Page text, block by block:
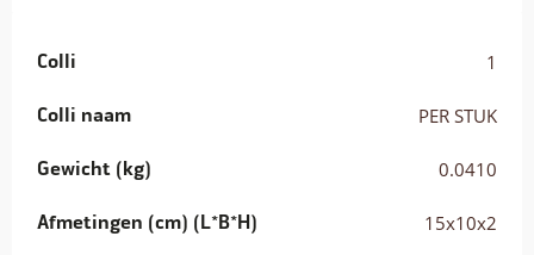
Colli 1
Colli naam PER STUK
Gewicht (kg) 0.0410
Afmetingen (cm) (L*B*H) 15x10x2